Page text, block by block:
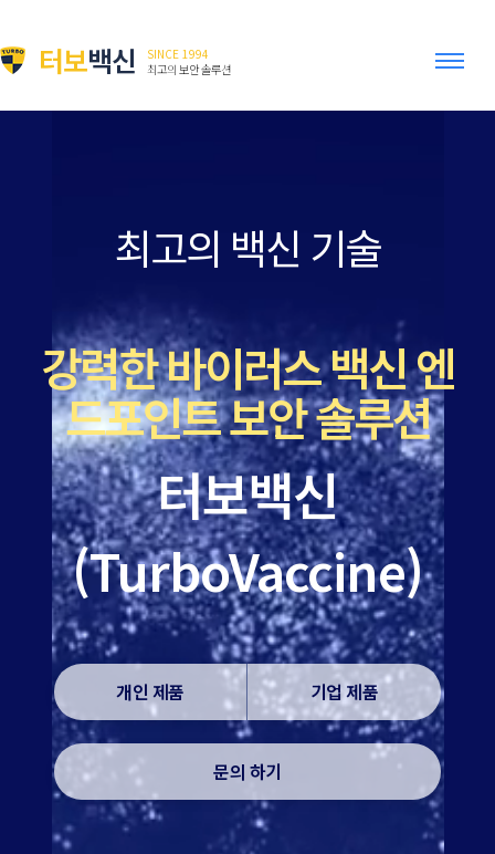
터보백신
SINCE 1994
최고의 보안 솔루션
최고의 백신 기술
강력한 바이러스 백신 엔
드포인트 보안 솔루션
터보백신
(TurboVaccine)
개인 제품 기업 제품
문의 하기